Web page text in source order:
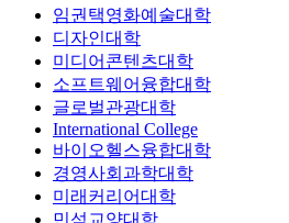
임권택영화예술대학
디자인대학
미디어콘텐츠대학
소프트웨어융합대학
글로벌관광대학
International College
바이오헬스융합대학
경영사회과학대학
미래커리어대학
민석교양대학